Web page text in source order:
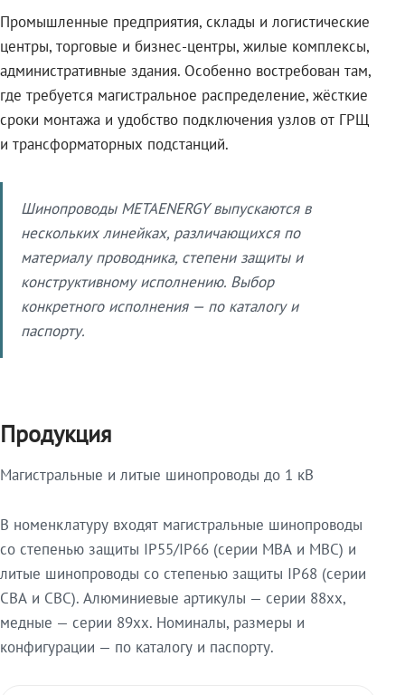
Промышленные предприятия, склады и логистические
центры, торговые и бизнес-центры, жилые комплексы,
административные здания. Особенно востребован там,
где требуется магистральное распределение, жёсткие
сроки монтажа и удобство подключения узлов от ГРЩ
и трансформаторных подстанций.
Шинопроводы METAENERGY выпускаются в
нескольких линейках, различающихся по
материалу проводника, степени защиты и
конструктивному исполнению. Выбор
конкретного исполнения — по каталогу и
паспорту.
Продукция
Магистральные и литые шинопроводы до 1 кВ
В номенклатуру входят магистральные шинопроводы
со степенью защиты IP55/IP66 (серии МВА и МВС) и
литые шинопроводы со степенью защиты IP68 (серии
СВА и СВС). Алюминиевые артикулы — серии 88xx,
медные — серии 89xx. Номиналы, размеры и
конфигурации — по каталогу и паспорту.